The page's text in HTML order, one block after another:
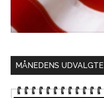
MÅNEDENS UDVALGTE